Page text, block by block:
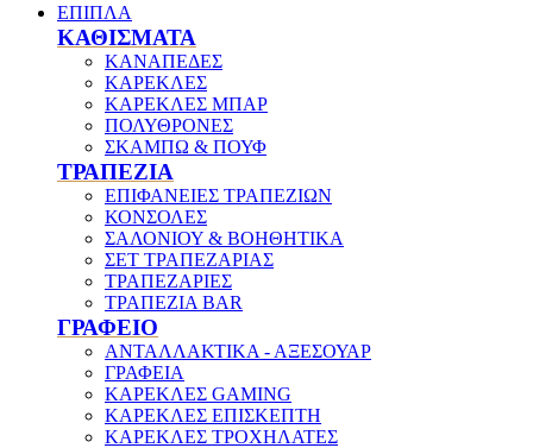
ΕΠΙΠΛΑ
ΚΑΘΙΣΜΑΤΑ
ΚΑΝΑΠΕΔΕΣ
ΚΑΡΕΚΛΕΣ
ΚΑΡΕΚΛΕΣ ΜΠΑΡ
ΠΟΛΥΘΡΟΝΕΣ
ΣΚΑΜΠΩ & ΠΟΥΦ
ΤΡΑΠΕΖΙΑ
ΕΠΙΦΑΝΕΙΕΣ ΤΡΑΠΕΖΙΩΝ
ΚΟΝΣΟΛΕΣ
ΣΑΛΟΝΙΟΥ & ΒΟΗΘΗΤΙΚΑ
ΣΕΤ ΤΡΑΠΕΖΑΡΙΑΣ
ΤΡΑΠΕΖΑΡΙΕΣ
ΤΡΑΠΕΖΙΑ BAR
ΓΡΑΦΕΙΟ
ΑΝΤΑΛΛΑΚΤΙΚΑ - ΑΞΕΣΟΥΑΡ
ΓΡΑΦΕΙΑ
ΚΑΡΕΚΛΕΣ GAMING
ΚΑΡΕΚΛΕΣ ΕΠΙΣΚΕΠΤΗ
ΚΑΡΕΚΛΕΣ ΤΡΟΧΗΛΑΤΕΣ